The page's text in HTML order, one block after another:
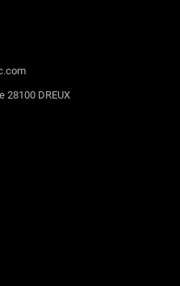
28100 DREUX